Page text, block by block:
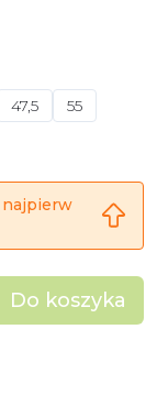
47,5
55
najpierw
Do koszyka